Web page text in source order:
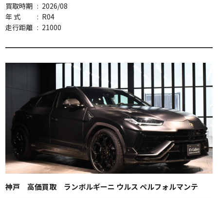
買取時期 : 2026/08
年 式
: R04
走行距離 : 21000
神戸 高価買取 ランボルギーニ ウルス ペルフォルマンテ